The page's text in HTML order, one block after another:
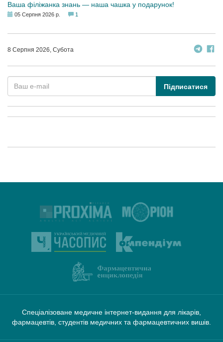
Ваша філіжанка знань — наша чашка у подарунок!
05 Серпня 2026 р. 1
8 Серпня 2026, Субота
Підписатися
Спеціалізоване медичне інтернет-видання для лікарів,
фармацевтів, студентів медичних та фармацевтичних вишів.